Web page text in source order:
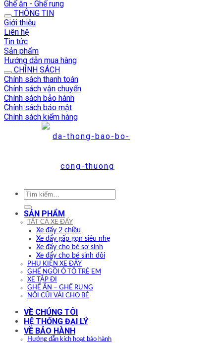
Ghế ăn - Ghế rung
THÔNG TIN
Giới thiệu
Liên hệ
Tin tức
Sản phẩm
Hướng dẫn mua hàng
CHÍNH SÁCH
Chính sách thanh toán
Chính sách vận chuyển
Chính sách bảo hành
Chính sách bảo mật
Chính sách kiểm hàng
Tìm
kiếm:
SẢN PHẨM
TẤT CẢ XE ĐẨY
Xe đẩy 2 chiều
Xe đẩy gấp gọn siêu nhẹ
Xe đẩy cho bé sơ sinh
Xe đẩy cho bé sinh đôi
PHỤ KIỆN XE ĐẨY
GHẾ NGỒI Ô TÔ TRẺ EM
XE TẬP ĐI
GHẾ ĂN – GHẾ RUNG
NÔI CŨI VẢI CHO BÉ
VỀ CHÚNG TÔI
HỆ THỐNG ĐẠI LÝ
VỀ BẢO HÀNH
Hướng dẫn kích hoạt bảo hành